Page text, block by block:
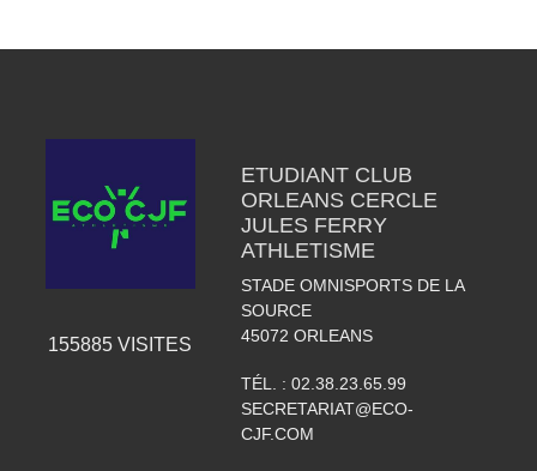
155885 VISITES
ETUDIANT CLUB
ORLEANS CERCLE
JULES FERRY
ATHLETISME
STADE OMNISPORTS DE LA
SOURCE
45072 ORLEANS
TÉL. : 02.38.23.65.99
SECRETARIAT@ECO-
CJF.COM